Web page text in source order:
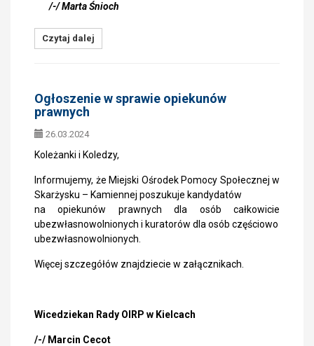
/-/ Marta Śnioch
Czytaj dalej
Ogłoszenie w sprawie opiekunów
prawnych
26.03.2024
Koleżanki i Koledzy,
Informujemy, że Miejski Ośrodek Pomocy Społecznej w
Skarżysku – Kamiennej poszukuje kandydatów
na opiekunów prawnych dla osób całkowicie
ubezwłasnowolnionych i kuratorów dla osób częściowo
ubezwłasnowolnionych.
Więcej szczegółów znajdziecie w załącznikach.
Wicedziekan Rady OIRP w Kielcach
/-/ Marcin Cecot